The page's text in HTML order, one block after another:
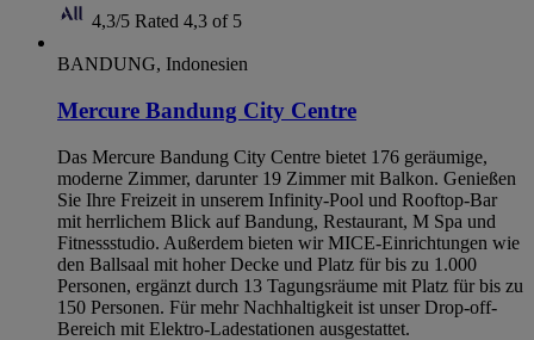
4,3/5 Rated 4,3 of 5
BANDUNG, Indonesien
Mercure Bandung City Centre
Das Mercure Bandung City Centre bietet 176 geräumige,
moderne Zimmer, darunter 19 Zimmer mit Balkon. Genießen
Sie Ihre Freizeit in unserem Infinity-Pool und Rooftop-Bar
mit herrlichem Blick auf Bandung, Restaurant, M Spa und
Fitnessstudio. Außerdem bieten wir MICE-Einrichtungen wie
den Ballsaal mit hoher Decke und Platz für bis zu 1.000
Personen, ergänzt durch 13 Tagungsräume mit Platz für bis zu
150 Personen. Für mehr Nachhaltigkeit ist unser Drop-off-
Bereich mit Elektro-Ladestationen ausgestattet.